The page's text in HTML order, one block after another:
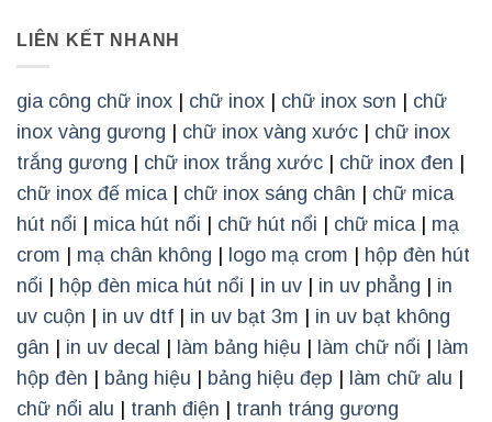
LIÊN KẾT NHANH
gia công chữ inox chữ inox chữ inox sơn
chữ
inox vàng gương
chữ inox vàng xước
chữ inox
trắng gương
chữ inox trắng xước chữ inox đen
chữ inox đế mica| chữ inox sáng chân
chữ mica
hút nổi
mica hút nổi chữ hút nổi chữ mica| mạ
crom
mạ chân không logo mạ crom
hộp đèn hút
nổi
hộp đèn mica hút nổi in uv in uv phẳng
in
uv cuộn
in uv dtf in uv bạt 3m
in uv bạt không
gân
in uv decal làm bảng hiệu làm chữ nổi
làm
hộp đèn
bảng hiệu bảng hiệu đẹp làm chữ alu
chữ nổi alu
tranh điện tranh tráng gương